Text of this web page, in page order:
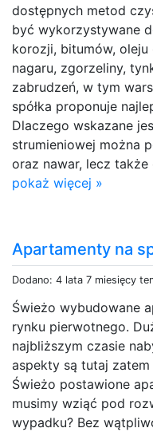
dostępnych metod
być wykorzystywane
korozji, bitumów, oleju
nagaru, zgorzeliny,
zabrudzeń, w tym
spółka proponuje
Dlaczego wskazane
strumieniowej można
oraz nawar, lecz
pokaż więcej »
Apartamenty na
Dodano: 4 lata 7 miesięcy
Świeżo wybudowane
rynku pierwotnego.
najbliższym czasie
aspekty są tutaj zatem
Świeżo postawione
musimy wziąć pod
wypadku? Bez